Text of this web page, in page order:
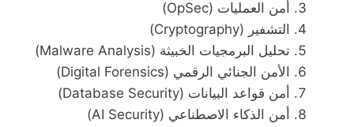
أمن العمليات (OpSec)
التشفير (Cryptography)
تحليل البرمجيات الخبيثة (Malware Analysis)
الأمن الجنائي الرقمي (Digital Forensics)
أمن قواعد البيانات (Database Security)
أمن الذكاء الاصطناعي (AI Security)